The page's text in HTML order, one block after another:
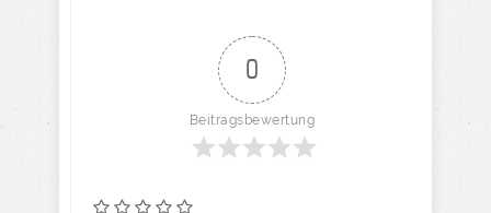
0
Beitragsbewertung